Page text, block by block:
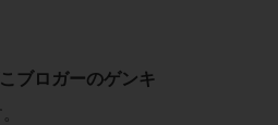
ブロガーのゲンキ